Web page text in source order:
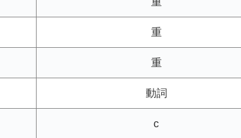
重
重
動詞
c